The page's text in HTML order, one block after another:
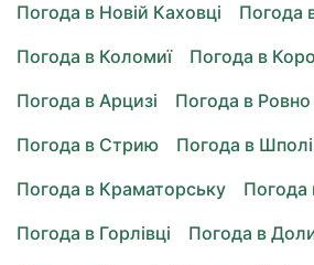
Погода в Новій Каховці
Погода
Погода в Коломиї
Погода в
Погода в Арцизі
Погода в Ровно
Погода в Стрию
Погода в Шполі
Погода в Краматорську
Погода
Погода в Горлівці
Погода в